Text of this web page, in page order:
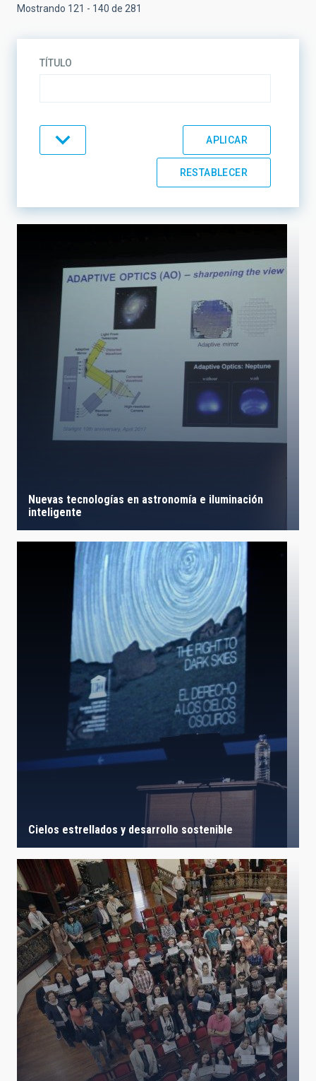
Mostrando 121 - 140 de 281
TÍTULO
LÍNEAS DE INSTRUMENTACIÓN
LÍNEAS IACTEC
ASTROFÍSICAS
Nuevas tecnologías en astronomía e iluminación
inteligente
Cielos estrellados y desarrollo sostenible